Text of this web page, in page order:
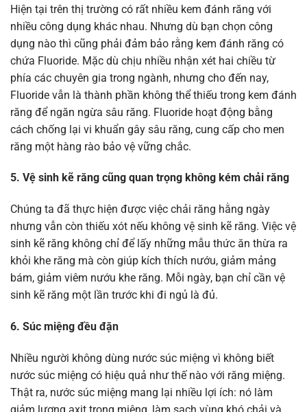
Hiện tại trên thị trường có rất nhiều kem đánh răng với
nhiều công dụng khác nhau. Nhưng dù bạn chọn công
dụng nào thì cũng phải đảm bảo rằng kem đánh răng có
chứa Fluoride. Mặc dù chịu nhiều nhận xét hai chiều từ
phía các chuyên gia trong ngành, nhưng cho đến nay,
Fluoride vẫn là thành phần không thể thiếu trong kem đánh
răng để ngăn ngừa sâu răng. Fluoride hoạt động bằng
cách chống lại vi khuẩn gây sâu răng, cung cấp cho men
răng một hàng rào bảo vệ vững chắc.
5. Vệ sinh kẽ răng cũng quan trọng không kém chải răng
Chúng ta đã thực hiện được việc chải răng hằng ngày
nhưng vẫn còn thiếu xót nếu không vệ sinh kẽ răng. Việc vệ
sinh kẽ răng không chỉ để lấy những mẫu thức ăn thừa ra
khỏi khe răng mà còn giúp kích thích nướu, giảm mảng
bám, giảm viêm nướu khe răng. Mỗi ngày, bạn chỉ cần vệ
sinh kẽ răng một lần trước khi đi ngủ là đủ.
6. Súc miệng đều đặn
Nhiều người không dùng nước súc miệng vì không biết
nước súc miệng có hiệu quả như thế nào với răng miệng.
Thật ra, nước súc miệng mang lại nhiều lợi ích: nó làm